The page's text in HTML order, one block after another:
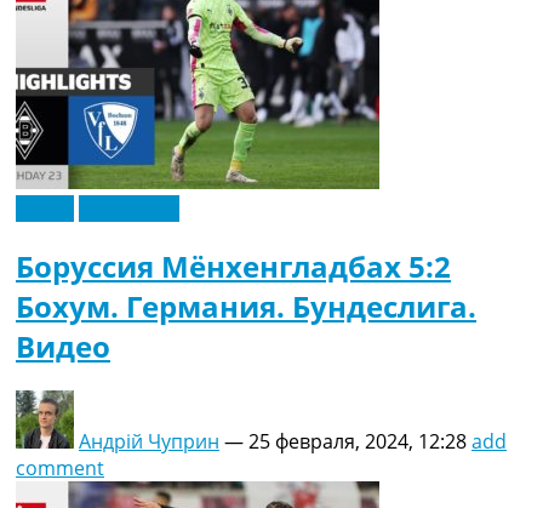
Боруссия Мёнхенгладбах 5:2
Бохум. Германия. Бундеслига.
Видео
Андрій Чуприн —25 февраля, 2024, 12:28add
comment